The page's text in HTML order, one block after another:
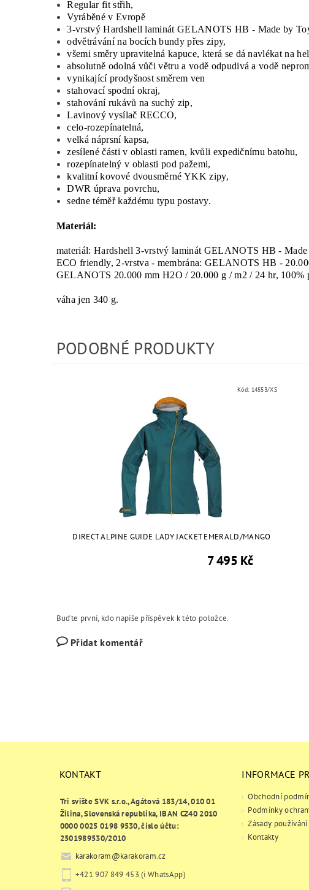
Regular fit střih,
Vyráběné v Evropě
3-vrstvý Hardshell laminát GELANOTS HB - Made by
odvětrávání na bocích bundy přes zipy,
všemi směry upravitelná kapuce, která se dá navlékat na
absolutně odolná vůči větru a vodě odpudivá a vodě
vynikající prodyšnost směrem ven
stahovací spodní okraj,
stahování rukávů na suchý zip,
Lavinový vysílač RECCO,
celo-rozepínatelná,
velká náprsní kapsa,
zesílené části v oblasti ramen, kvůli expedičnímu batohu,
rozepínatelný v oblasti pod pažemi,
kvalitní kovové dvousměrné YKK zipy,
DWR úprava povrchu,
sedne téměř každému typu postavy.
Materiál:
materiál: Hardshell 3-vrstvý laminát GELANOTS HB -
ECO friendly, 2-vrstva - membrána: GELANOTS HB -
GELANOTS 20.000 mm H2O / 20.000 g / m2 / 24 hr, 100%
váha jen 340 g.
PODOBNÉ PRODUKTY
Kód: 14553/XS
DIRECT ALPINE GUIDE LADY JACKET EMERALD/MANGO
7 495 Kč
Buďte první, kdo napíše příspěvek k této položce.
Přidat komentář
KONTAKT
Tri svište SVK s.r.o., Agátová 183/14, 010 01
Žilina, Slovenská republika, IBAN CZ40 2010
0000 0025 0198 9530, číslo účtu:
2501989530/2010
karakoram@karakoram.cz
+421 907 849 453 (i WhatsApp)
INFORMACE
Obchodní
Podmínky
Zásady
Kontakty